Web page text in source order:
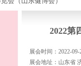
2022第
展会时间：2022-09-
展会地址：山东省